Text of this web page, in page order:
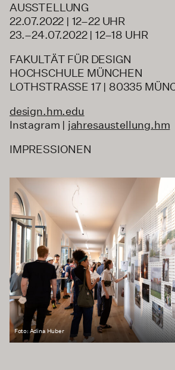
AUSSTELLUNG
22.07.2022 | 12–22 UHR
23.–24.07.2022 | 12–18 UHR
FAKULTÄT FÜR DESIGN
HOCHSCHULE MÜNCHEN
LOTHSTRASSE 17 | 80335
design.hm.edu
Instagram | jahresaustellung.hm
IMPRESSIONEN
Foto: Adina Huber